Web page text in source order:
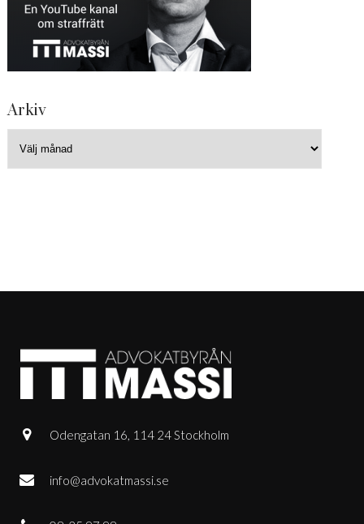
Arkiv
Odengatan 16, 114 24 Stockholm
info@advokatmassi.se